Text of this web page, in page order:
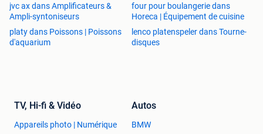
jvc ax dans Amplificateurs &
Ampli-syntoniseurs
four pour boulangerie dans
Horeca | Équipement de cuisine
platy dans Poissons | Poissons
d'aquarium
lenco platenspeler dans Tourne-
disques
TV, Hi-fi & Vidéo
Appareils photo | Numérique
Autos
BMW